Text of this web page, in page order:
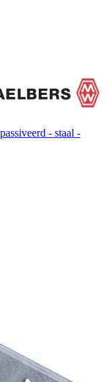
- staal -